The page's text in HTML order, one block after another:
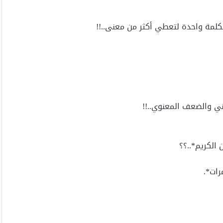
واحدة لتعطي أكثر من معنى..!!
والضعف المعنوي..!!